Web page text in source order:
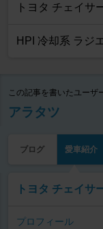
トヨタ チェイサ
HPI 冷却系 ラジ
この記事を書いたユーザ
アラタツ
ブログ 愛車紹介
トヨタ チェイサ
プロフィール